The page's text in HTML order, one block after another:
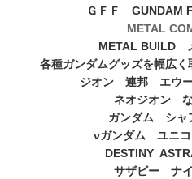
ＧＦＦ GUNDAM
METAL
METAL BUILD
各種ガンダムグッズを幅広く
ジオン 連邦 エウ
ネオジオン
ガンダム シ
νガンダム ユニ
DESTINY
サザビー ナ